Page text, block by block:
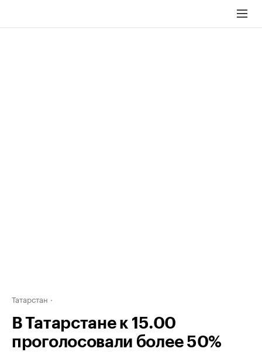
Татарстан
В Татарстане к 15.00
проголосовали более 50%